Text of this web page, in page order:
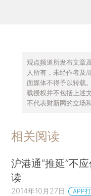
观点频道所发布文章
人所有，未经作者及
面媒体不得予以转载
载授权并不包括上述
不代表财新网的立场和
相关阅读
沪港通“推延”不
读
2014年10月27日 APP